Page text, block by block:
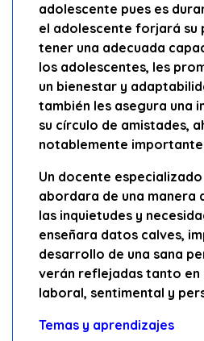
adolescente pues es
el adolescente forjará su
tener una adecuada
los adolescentes, les
un bienestar y
también les asegura una
su círculo de amistades,
notablemente
Un docente
abordara de una manera
las inquietudes y
enseñara datos calves,
desarrollo de una sana
verán reflejadas tanto en
laboral, sentimental y
Temas y aprendizajes